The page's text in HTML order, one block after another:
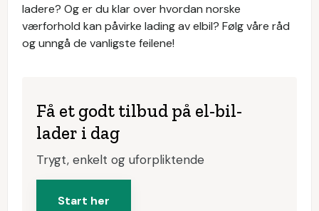
ladere? Og er du klar over hvordan norske
værforhold kan påvirke lading av elbil? Følg våre råd
og unngå de vanligste feilene!
Få et godt tilbud på el-bil-
lader i dag
Trygt, enkelt og uforpliktende
Start her